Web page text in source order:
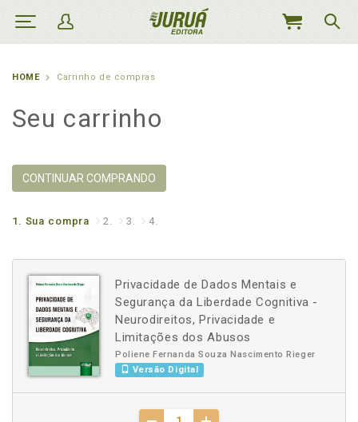
MEU
HOME Carrinho de compras
Seu carrinho
CONTINUAR COMPRANDO
1. Sua compra 2. 3. 4.
Privacidade de Dados Mentais e
Segurança da Liberdade Cognitiva -
Neurodireitos, Privacidade e
Limitações dos Abusos
Poliene Fernanda Souza Nascimento Rieger
Versão Digital